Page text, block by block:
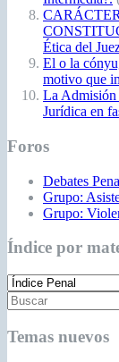
Ética del
El o la
motivo que
La Admisión
Jurídica en
Foros
Debates
Grupo:
Grupo:
Índice por
Temas nuevos